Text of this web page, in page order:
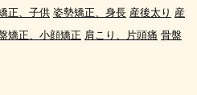
正、子供 姿勢矯正、身長 産後太り 産
矯正、小顔矯正 肩こり、片頭痛 骨盤